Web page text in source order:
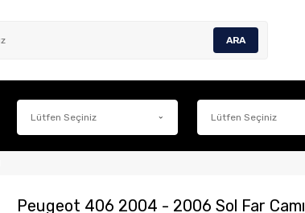
ARA
Peugeot 406 2004 - 2006 Sol Far Camı